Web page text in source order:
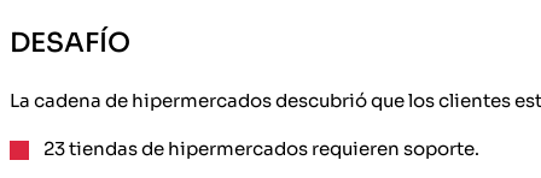
DESAFÍO
La cadena de hipermercados descubrió que los clientes
23 tiendas de hipermercados requieren soporte.